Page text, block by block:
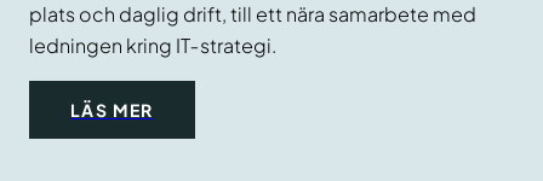
plats och daglig drift, till ett nära samarbete med
ledningen kring IT‑strategi.
LÄS MER